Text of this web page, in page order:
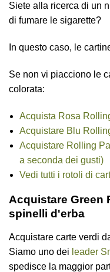
Siete alla ricerca di un
di fumare le sigarette?
In questo caso, le
Se non vi piacciono le
colorata:
Acquista Rosa
Acquistare Blu
Acquistare Rolling
a seconda dei gusti)
Vedi tutti i rotoli di
Acquistare Green
spinelli d'erba
Acquistare carte verdi
Siamo uno dei leader
spedisce la maggior